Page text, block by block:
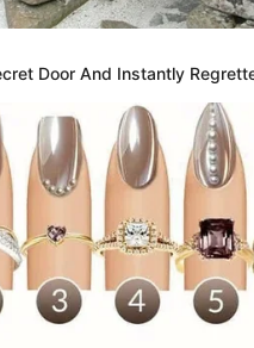
Door And Instantly